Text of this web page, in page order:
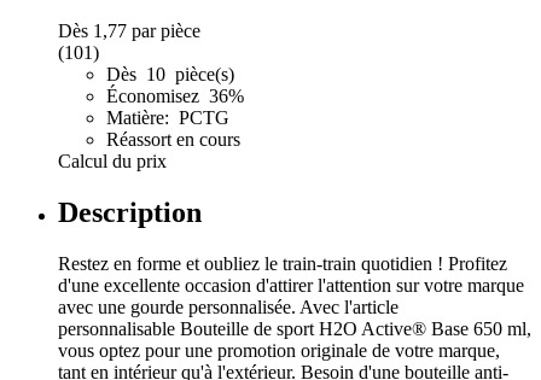
Dès 1,77 par pièce
(101)
Dès 10 pièce(s)
Économisez 36%
Matière: PCTG
Réassort en cours
Calcul du prix
Description
Restez en forme et oubliez le train-train quotidien ! Profitez
d'une excellente occasion d'attirer l'attention sur votre marque
avec une gourde personnalisée. Avec l'article
personnalisable Bouteille de sport H2O Active® Base 650 ml,
vous optez pour une promotion originale de votre marque,
tant en intérieur qu'à l'extérieur. Besoin d'une bouteille anti-